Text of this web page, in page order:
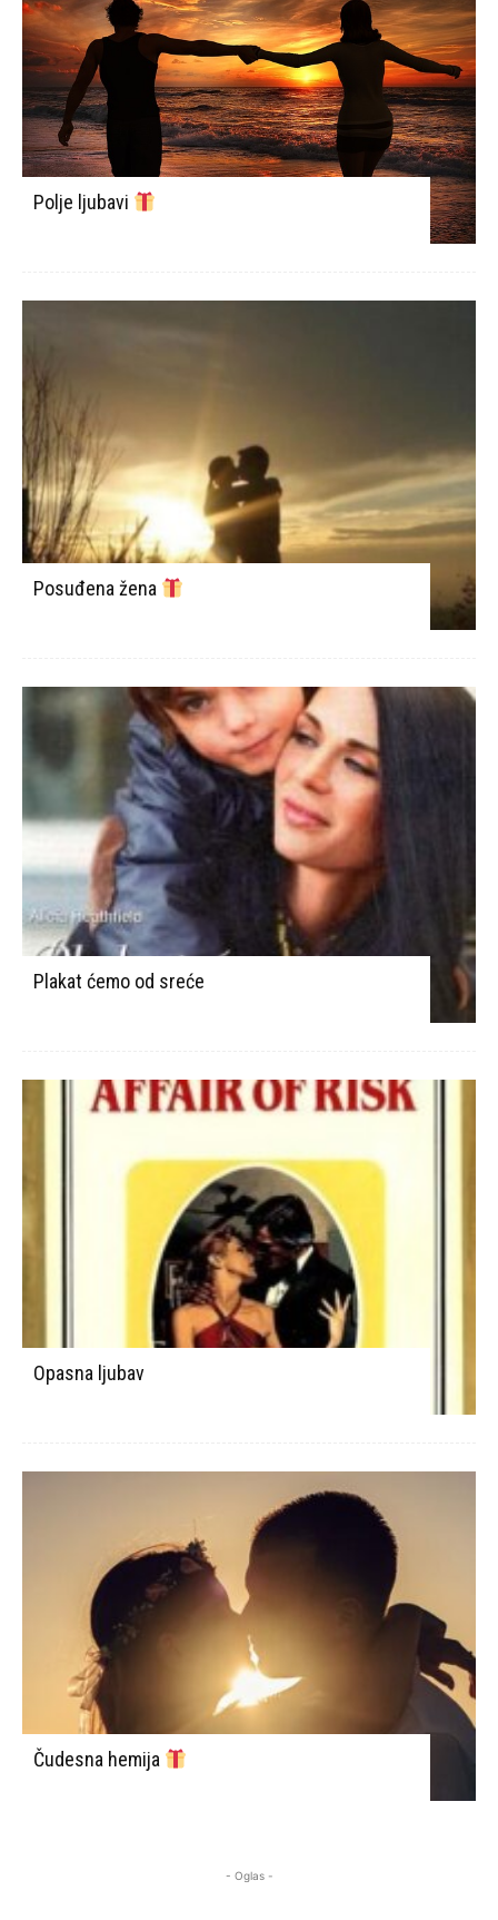
Polje ljubavi
Posuđena žena
Plakat ćemo od sreće
Opasna ljubav
Čudesna hemija
- Oglas -